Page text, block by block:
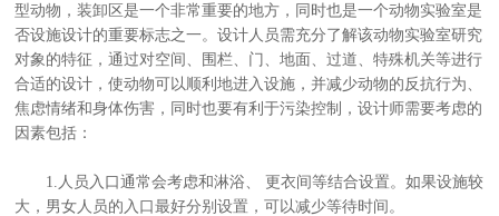
型动物，装卸区是一个非常重要的地方，同时也是一个动物实验室是
否设施设计的重要标志之一。设计人员需充分了解该动物实验室研究
对象的特征，通过对空间、围栏、门、地面、过道、特殊机关等进行
合适的设计，使动物可以顺利地进入设施，并减少动物的反抗行为、
焦虑情绪和身体伤害，同时也要有利于污染控制，设计师需要考虑的
因素包括：
1.人员入口通常会考虑和淋浴、 更衣间等结合设置。如果设施较
大，男女人员的入口最好分别设置，可以减少等待时间。